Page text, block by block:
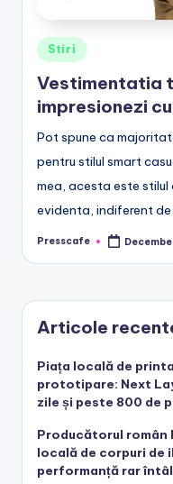
Posted
Stiri
Vestimentatia
impresionezi
Pot spune ca
pentru stilul smart
mea, acesta este
evidenta, indiferent de
Posted
Presscafe
Articole
Piața locală de
prototipare: Next
zile și peste 800 de
Producătorul român
locală de corpuri de
performanță rar